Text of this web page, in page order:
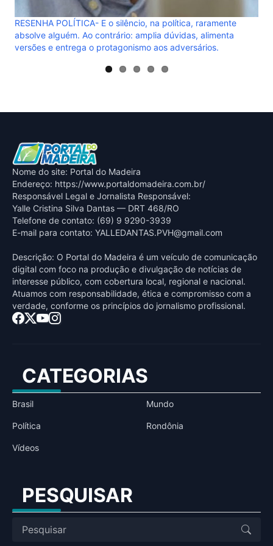
POLÍTICA- E o silêncio, na política, raramente
alguém. Ao contrário: amplia dúvidas, alimenta
e entrega o protagonismo aos adversários.
Nome do site: Portal do Madeira
Endereço: https://www.portaldomadeira.com.br/
Responsável Legal e Jornalista Responsável:
Yalle Cristina Silva Dantas — DRT 468/RO
Telefone de contato: (69) 9 9290-3939
E-mail para contato: YALLEDANTAS.PVH@gmail.com
Descrição: O Portal do Madeira é um veículo de comunicação
digital com foco na produção e divulgação de notícias de
interesse público, com cobertura local, regional e nacional.
Atuamos com responsabilidade, ética e compromisso com a
verdade, conforme os princípios do jornalismo profissional.
CATEGORIAS
Brasil Mundo
Política Rondônia
Vídeos
PESQUISAR